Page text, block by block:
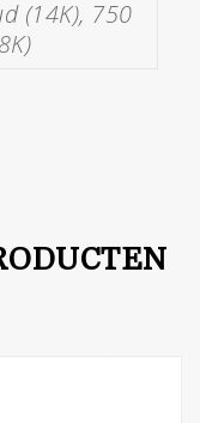
(14K), 750